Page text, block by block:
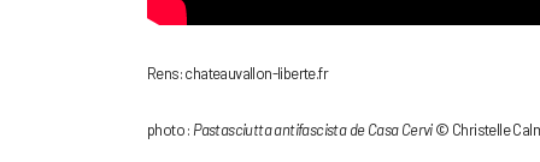
Rens: chateauvallon-liberte.fr
photo : Pastasciutta antifascista de Casa Cervi© Christelle